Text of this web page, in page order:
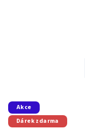
Akce
Dárek zdarma